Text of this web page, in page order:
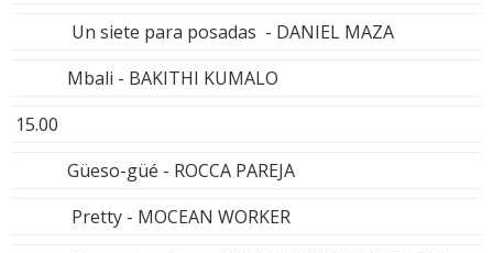
Un siete para posadas - DANIEL MAZA
Mbali - BAKITHI KUMALO
15.00
Güeso-güé - ROCCA PAREJA
Pretty - MOCEAN WORKER